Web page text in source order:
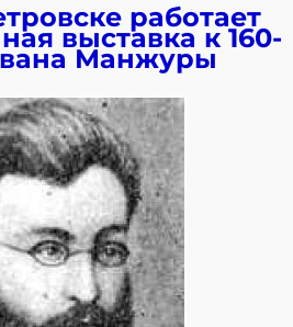
работает
выставка к 160-
Манжуры